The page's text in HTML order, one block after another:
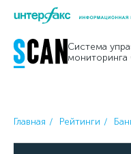
Skip
content
Система
Главная Рейтинги